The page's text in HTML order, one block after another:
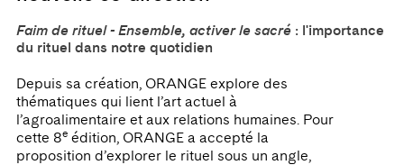
Faim de rituel - Ensemble, activer le sacré: l'importance
du rituel dans notre quotidien
Depuis sa création, ORANGE explore des
thématiques qui lient l’art actuel à
l’agroalimentaire et aux relations humaines. Pour
cette 8eédition, ORANGE a accepté la
proposition d’explorer le rituel sous un angle,